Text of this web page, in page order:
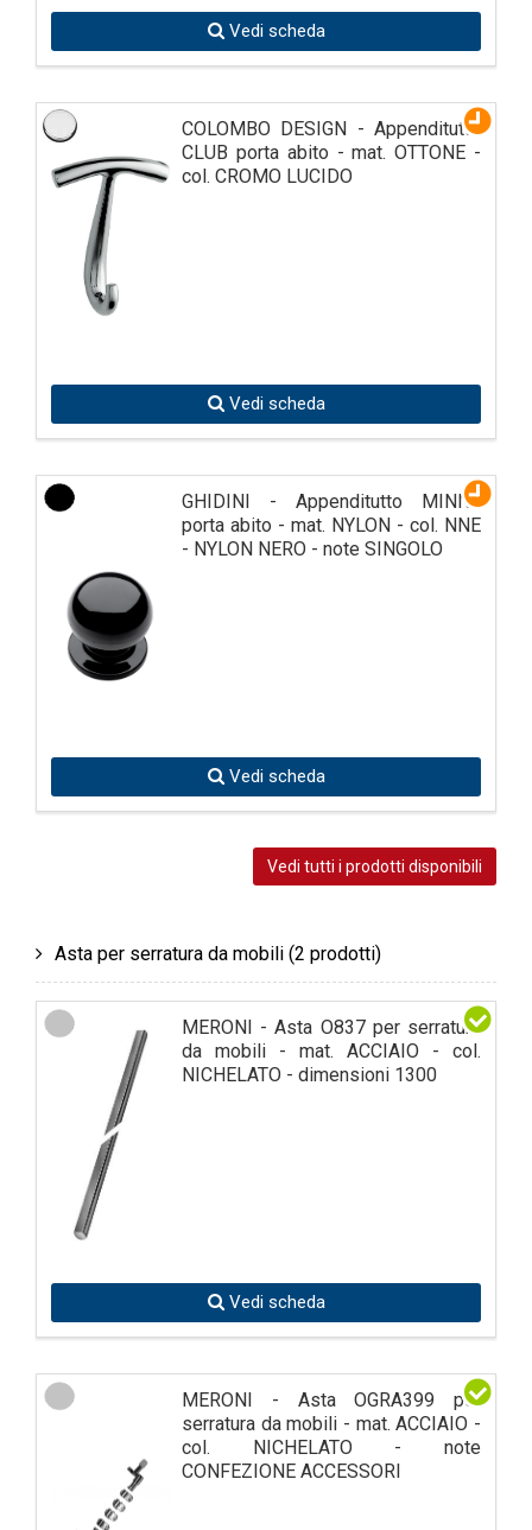
Vedi scheda
COLOMBO DESIGN - Appenditutto
CLUB porta abito - mat. OTTONE -
col. CROMO LUCIDO
Vedi scheda
GHIDINI - Appenditutto MINNY
porta abito - mat. NYLON - col. NNE
- NYLON NERO - note SINGOLO
Vedi scheda
Vedi tutti i prodotti disponibili
Asta per serratura da mobili (2 prodotti)
MERONI - Asta O837 per serratura
da mobili - mat. ACCIAIO - col.
NICHELATO - dimensioni 1300
Vedi scheda
MERONI - Asta OGRA399 per
serratura da mobili - mat. ACCIAIO -
col. NICHELATO - note
CONFEZIONE ACCESSORI